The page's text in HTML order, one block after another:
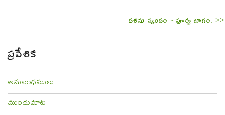
దశమ స్కంధం - పూర్వ భాగం. >>
ప్రవేశిక
అనుబంధములు
ముందుమాట